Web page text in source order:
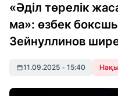
«Әділ төрелік
ма»: өзбек
Зейнуллинов
11.09.2025 • 15:40